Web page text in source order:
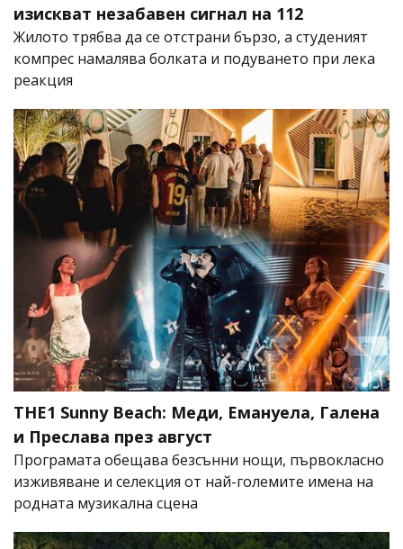
изискват незабавен сигнал на 112
Жилото трябва да се отстрани бързо, а студеният
компрес намалява болката и подуването при лека
реакция
THE1 Sunny Beach: Меди, Емануела, Галена
и Преслава през август
Програмата обещава безсънни нощи, първокласно
изживяване и селекция от най-големите имена на
родната музикална сцена